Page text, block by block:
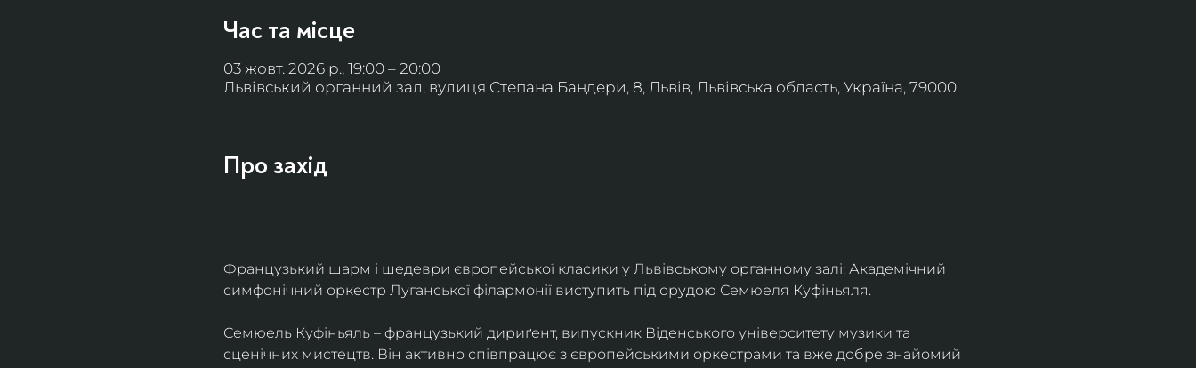
Час та місце
03 жовт. 2026 р., 19:00 – 20:00
Львівський органний зал, вулиця Степана Бандери, 8, Львів, Львівська область, Україна, 79000
Про захід
Французький шарм і шедеври європейської класики у Львівському органному залі: Академічний
симфонічний оркестр Луганської філармонії виступить під орудою Семюеля Куфіньяля.
Семюель Куфіньяль – французький дириґент, випускник Віденського університету музики та
сценічних мистецтв. Він активно співпрацює з європейськими оркестрами та вже добре знайомий